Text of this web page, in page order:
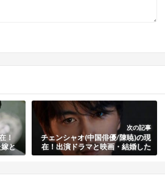
！
と
次の記事
チェンシャオ(中国俳優/陳暁)の現
在！出演ドラマと映画・結婚した
嫁や子供も総まとめ